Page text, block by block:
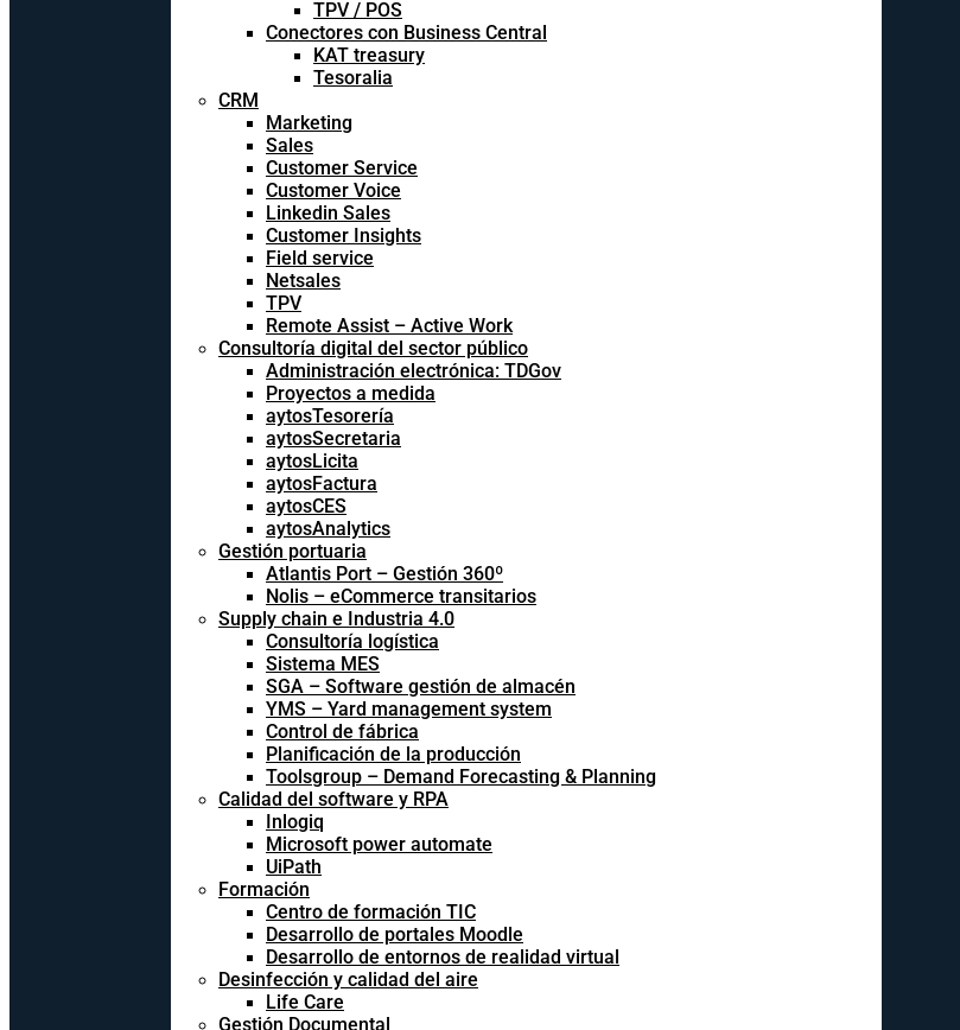
TPV / POS
Conectores con Business Central
KAT treasury
Tesoralia
CRM
Marketing
Sales
Customer Service
Customer Voice
Linkedin Sales
Customer Insights
Field service
Netsales
TPV
Remote Assist – Active Work
Consultoría digital del sector público
Administración electrónica: TDGov
Proyectos a medida
aytosTesorería
aytosSecretaria
aytosLicita
aytosFactura
aytosCES
aytosAnalytics
Gestión portuaria
Atlantis Port – Gestión 360º
Nolis – eCommerce transitarios
Supply chain e Industria 4.0
Consultoría logística
Sistema MES
SGA – Software gestión de almacén
YMS – Yard management system
Control de fábrica
Planificación de la producción
Toolsgroup – Demand Forecasting & Planning
Calidad del software y RPA
Inlogiq
Microsoft power automate
UiPath
Formación
Centro de formación TIC
Desarrollo de portales Moodle
Desarrollo de entornos de realidad virtual
Desinfección y calidad del aire
Life Care
Gestión Documental